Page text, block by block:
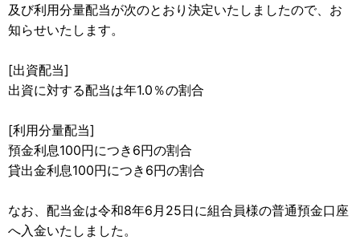
及び利用分量配当が次のとおり決定いたしましたので、お
知らせいたします。
[出資配当]
出資に対する配当は年1.0％の割合
[利用分量配当]
預金利息100円につき6円の割合
貸出金利息100円につき6円の割合
なお、配当金は令和8年6月25日に組合員様の普通預金口座
へ入金いたしました。